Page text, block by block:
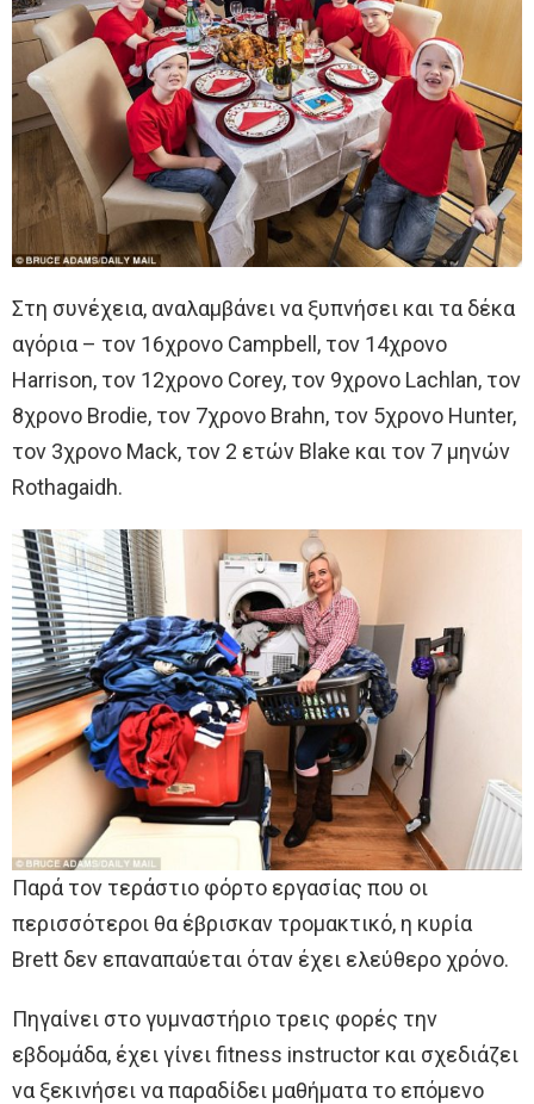
Στη συνέχεια, αναλαμβάνει να ξυπνήσει και τα δέκα
αγόρια – τον 16χρονο Campbell, τον 14χρονο
Harrison, τον 12χρονο Corey, τον 9χρονο Lachlan, τον
8χρονο Brodie, τον 7χρονο Brahn, τον 5χρονο Hunter,
τον 3χρονο Mack, τον 2 ετών Blake και τον 7 μηνών
Rothagaidh.
Παρά τον τεράστιο φόρτο εργασίας που οι
περισσότεροι θα έβρισκαν τρομακτικό, η κυρία
Brett δεν επαναπαύεται όταν έχει ελεύθερο χρόνο.
Πηγαίνει στο γυμναστήριο τρεις φορές την
εβδομάδα, έχει γίνει fitness instructor και σχεδιάζει
να ξεκινήσει να παραδίδει μαθήματα το επόμενο